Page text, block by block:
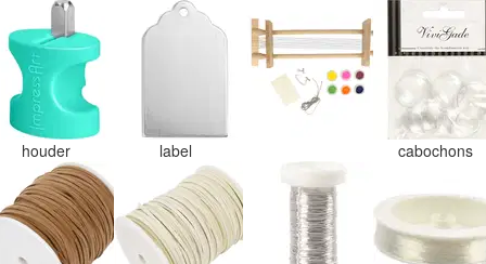
houder label cabochons